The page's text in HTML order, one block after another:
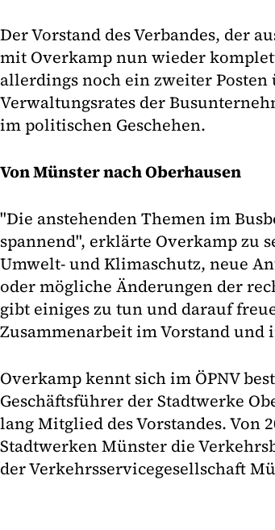
Der Vorstand des Verbandes, der
mit Overkamp nun wieder
allerdings noch ein zweiter Posten
Verwaltungsrates der
im politischen Geschehen.
Von Münster nach Oberhausen
"Die anstehenden Themen im
spannend", erklärte Overkamp zu
Umwelt- und Klimaschutz, neue
oder mögliche Änderungen der
gibt einiges zu tun und darauf
Zusammenarbeit im Vorstand und
Overkamp kennt sich im ÖPNV
Geschäftsführer der Stadtwerke
lang Mitglied des Vorstandes. Von
Stadtwerken Münster die
der Verkehrsservicegesellschaft